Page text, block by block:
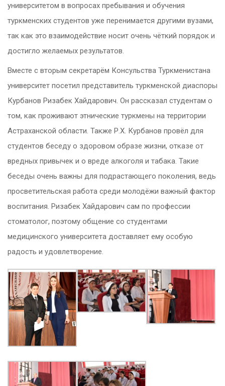
университетом в вопросах пребывания и обучения
туркменских студентов уже перенимается другими вузами,
так как это взаимодействие носит очень чёткий порядок и
достигло желаемых результатов.
Вместе с вторым секретарём Консульства Туркменистана
университет посетил представитель туркменской диаспоры
Курбанов Ризабек Хайдарович. Он рассказал студентам о
том, как проживают этнические туркмены на территории
Астраханской области. Также Р.Х. Курбанов провёл для
студентов беседу о здоровом образе жизни, отказе от
вредных привычек и о вреде алкоголя и табака. Такие
беседы очень важны для подрастающего поколения, ведь
просветительская работа среди молодёжи важный фактор
воспитания. Ризабек Хайдарович сам по профессии
стоматолог, поэтому общение со студентами
медицинского университета доставляет ему особую
радость и удовлетворение.